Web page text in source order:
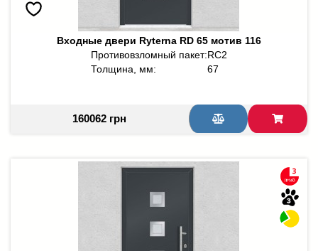
Входные двери Ryterna RD 65 мотив 116
Противовзломный пакет:RC2
Толщина, мм:
67
160062 грн